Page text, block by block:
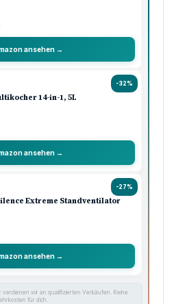
ansehen →
-32%
14-in-1, 5L
ansehen →
-27%
Extreme Standventilator
ansehen →
wir an qualifizierten Verkäufen. Keine
für dich.